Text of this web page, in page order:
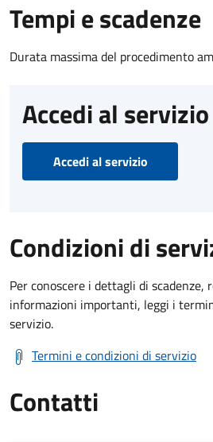
Tempi e scadenze
Durata massima del procedimento
Accedi al servizio
Accedi al servizio
Condizioni di
Per conoscere i dettagli di
informazioni importanti, leggi i
servizio.
Termini e condizioni di servizio
Contatti